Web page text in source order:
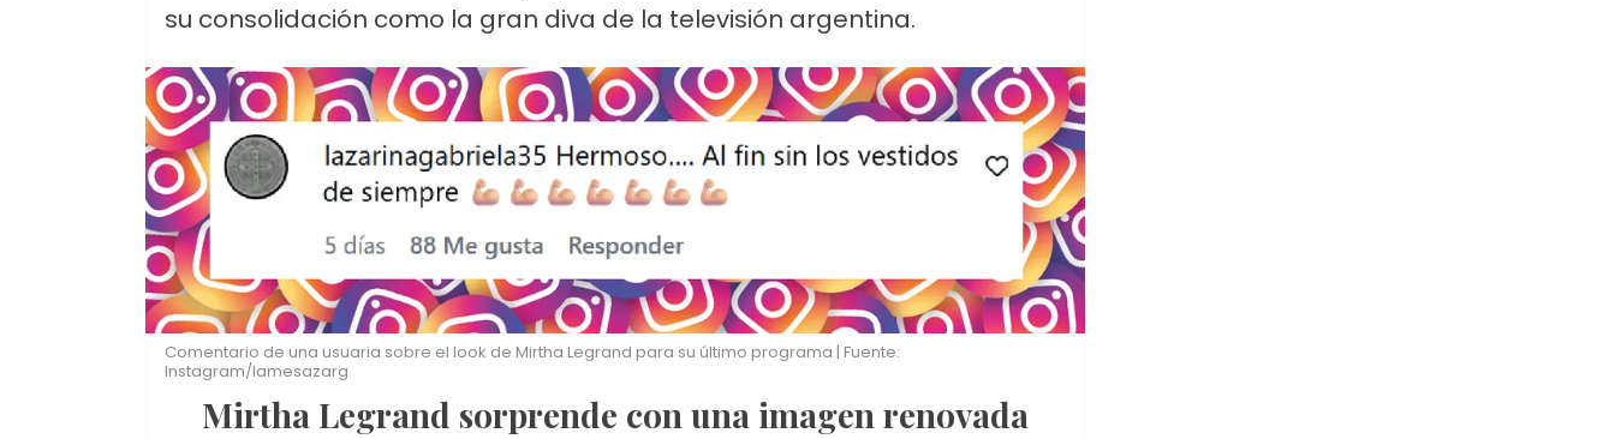
su consolidación como la gran diva de la televisión argentina.
Comentario de una usuaria sobre el look de Mirtha Legrand para su último programa | Fuente:
Instagram/lamesazarg
Mirtha Legrand sorprende con una imagen renovada